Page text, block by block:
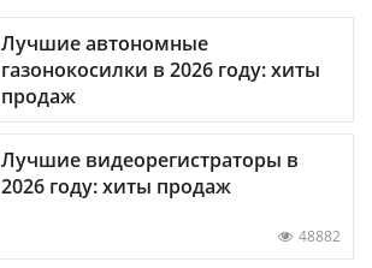
Лучшие автономные
газонокосилки в 2026 году: хиты
продаж
Лучшие видеорегистраторы в
2026 году: хиты продаж
48882